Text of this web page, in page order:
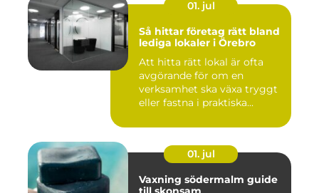
01. jul
Så hittar företag rätt bland
lediga lokaler i Örebro
Att hitta rätt lokal är ofta
avgörande för om en
verksamhet ska växa tryggt
eller fastna i praktiska...
01. jul
Vaxning södermalm guide